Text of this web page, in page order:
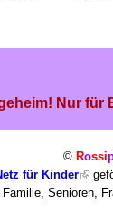
Nur für
© Rossi
für Kinder
Familie, Senioren,